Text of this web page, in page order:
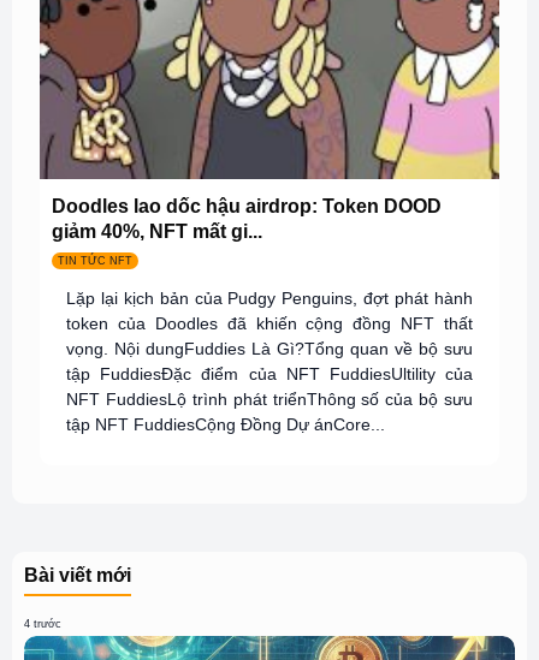
Doodles lao dốc hậu airdrop: Token DOOD
giảm 40%, NFT mất gi...
TIN TỨC NFT
Lặp lại kịch bản của Pudgy Penguins, đợt phát hành
token của Doodles đã khiến cộng đồng NFT thất
vọng. Nội dungFuddies Là Gì?Tổng quan về bộ sưu
tập FuddiesĐặc điểm của NFT FuddiesUltility của
NFT FuddiesLộ trình phát triểnThông số của bộ sưu
tập NFT FuddiesCộng Đồng Dự ánCore...
Bài viết mới
4 trước